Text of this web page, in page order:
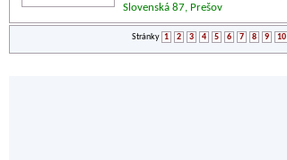
Slovenská 87, Prešov
Stránky 1 2 3 4 5 6 7 8 9 10